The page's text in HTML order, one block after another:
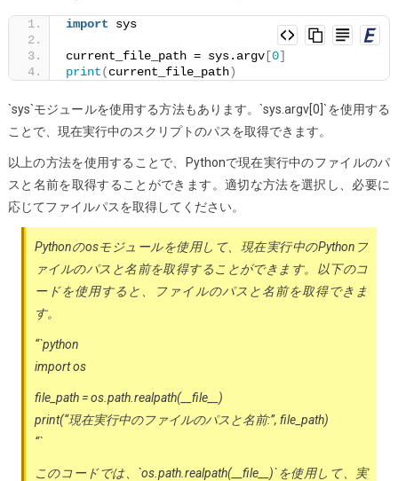
import sys
current_file_path = sys.argv[0]
print(current_file_path)
`sys`モジュールを使用する方法もあります。`sys.argv[0]`を使用する
ことで、現在実行中のスクリプトのパスを取得できます。
以上の方法を使用することで、Pythonで現在実行中のファイルのパ
スと名前を取得することができます。適切な方法を選択し、必要に
応じてファイルパスを取得してください。
Pythonのosモジュールを使用して、現在実行中のPythonフ
ァイルのパスと名前を取得することができます。以下のコ
ードを使用すると、ファイルのパスと名前を取得できま
す。
“`python
import os
file_path = os.path.realpath(__file__)
print(“現在実行中のファイルのパスと名前:”, file_path)
“`
このコードでは、`os.path.realpath(__file__)`を使用して、実